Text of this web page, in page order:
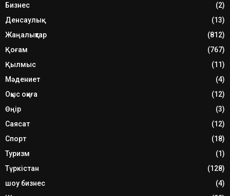
Бизнес
(2)
Денсаулық
(13)
Жаңалықтар
(812)
Қоғам
(767)
Қылмыс
(11)
Мәдениет
(4)
Оқыс оқиға
(12)
Өңір
(3)
Саясат
(12)
Спорт
(18)
Туризм
(1)
Түркістан
(128)
шоу бизнес
(4)